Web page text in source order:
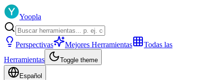
Yoopla
Perspectivas Mejores Herramientas
Todas las
Herramientas
Toggle theme
Español